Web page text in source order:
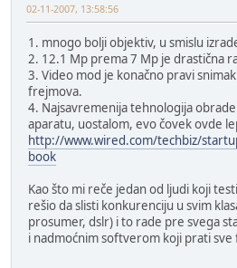
02-11-2007, 13:58:56
1. mnogo bolji objektiv, u smislu
2. 12.1 Mp prema 7 Mp je drastična
3. Video mod je konačno pravi
frejmova.
4. Najsavremenija tehnologija
aparatu, uostalom, evo čovek ovde
http://www.wired.com/techbiz/
book
Kao što mi reče jedan od ljudi koji
rešio da slisti konkurenciju u svim
prosumer, dslr) i to rade pre svega
i nadmoćnim softverom koji prati sve